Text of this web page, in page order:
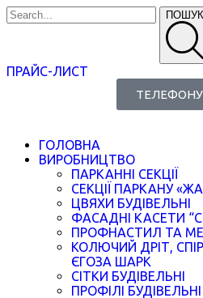
ПОШУК
ПРАЙС-ЛИСТ
ГОЛОВНА
ВИРОБНИЦТВО
ПАРКАННІ СЕКЦІЇ
СЕКЦІЇ ПАРКАНУ
ЦВЯХИ БУДІВЕЛЬНІ
ФАСАДНІ КАСЕТИ
ПРОФНАСТИЛ ТА
КОЛЮЧИЙ ДРІТ,
ЄГОЗА ШАРК
СІТКИ БУДІВЕЛЬНІ
ПРОФІЛІ БУДІВЕЛЬНІ